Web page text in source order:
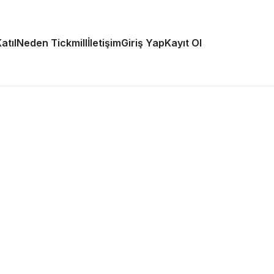
Neden TickmillİletişimGiriş YapKayıt Ol